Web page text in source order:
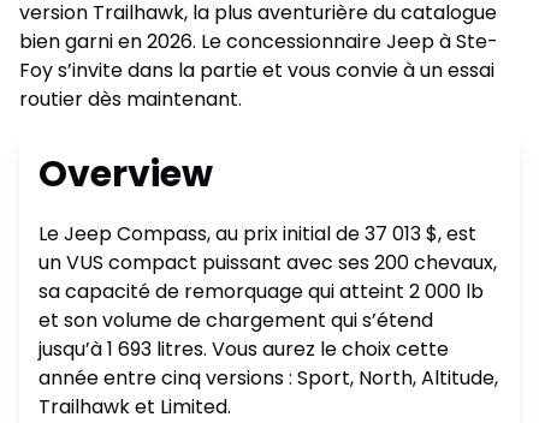
version Trailhawk, la plus aventurière du catalogue
bien garni en 2026. Le concessionnaire Jeep à Ste-
Foy s’invite dans la partie et vous convie à un essai
routier dès maintenant.
Overview
Le Jeep Compass, au prix initial de 37 013 $, est
un VUS compact puissant avec ses 200 chevaux,
sa capacité de remorquage qui atteint 2 000 lb
et son volume de chargement qui s’étend
jusqu’à 1 693 litres. Vous aurez le choix cette
année entre cinq versions : Sport, North, Altitude,
Trailhawk et Limited.